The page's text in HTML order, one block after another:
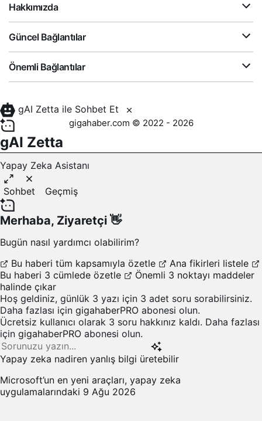
Hakkımızda
Güncel Bağlantılar
Önemli Bağlantılar
gigahaber.com © 2022 - 2026
gAI Zetta ile Sohbet Et
gAI Zetta
Yapay Zeka Asistanı
Sohbet Geçmiş
Merhaba, Ziyaretçi 👋
Bugün nasıl yardımcı olabilirim?
Bu haberi tüm kapsamıyla özetle
Ana fikirleri listele
Bu haberi 3 cümlede özetle
Önemli 3 noktayı maddeler
halinde çıkar
Hoş geldiniz, günlük 3 yazı için 3 adet soru sorabilirsiniz.
Daha fazlası için gigahaberPRO abonesi olun.
Ücretsiz kullanıcı olarak 3 soru hakkınız kaldı. Daha fazlası
için gigahaberPRO abonesi olun.
Yapay zeka nadiren yanlış bilgi üretebilir
Microsoft’un en yeni araçları, yapay zeka
uygulamalarındaki 9 Ağu 2026